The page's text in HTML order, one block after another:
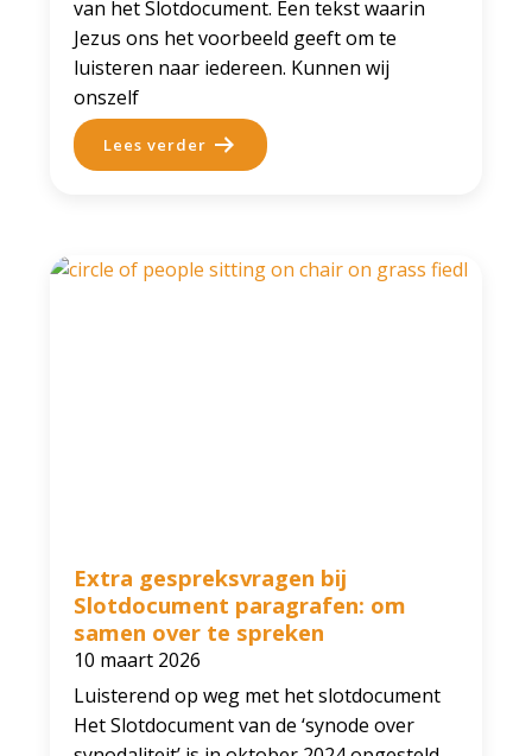
van het Slotdocument. Een tekst waarin
Jezus ons het voorbeeld geeft om te
luisteren naar iedereen. Kunnen wij
onszelf
Lees verder
Extra gespreksvragen bij
Slotdocument paragrafen: om
samen over te spreken
10 maart 2026
Luisterend op weg met het slotdocument
Het Slotdocument van de ‘synode over